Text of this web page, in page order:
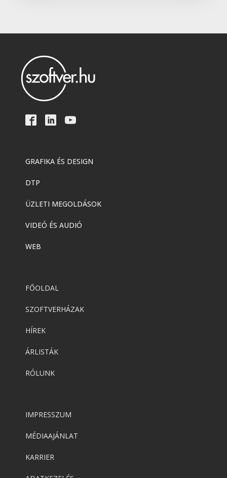
GRAFIKA ÉS DESIGN
DTP
ÜZLETI MEGOLDÁSOK
VIDEÓ ÉS AUDIÓ
WEB
FŐOLDAL
SZOFTVERHÁZAK
HÍREK
ÁRLISTÁK
RÓLUNK
IMPRESSZUM
MÉDIAAJÁNLAT
KARRIER